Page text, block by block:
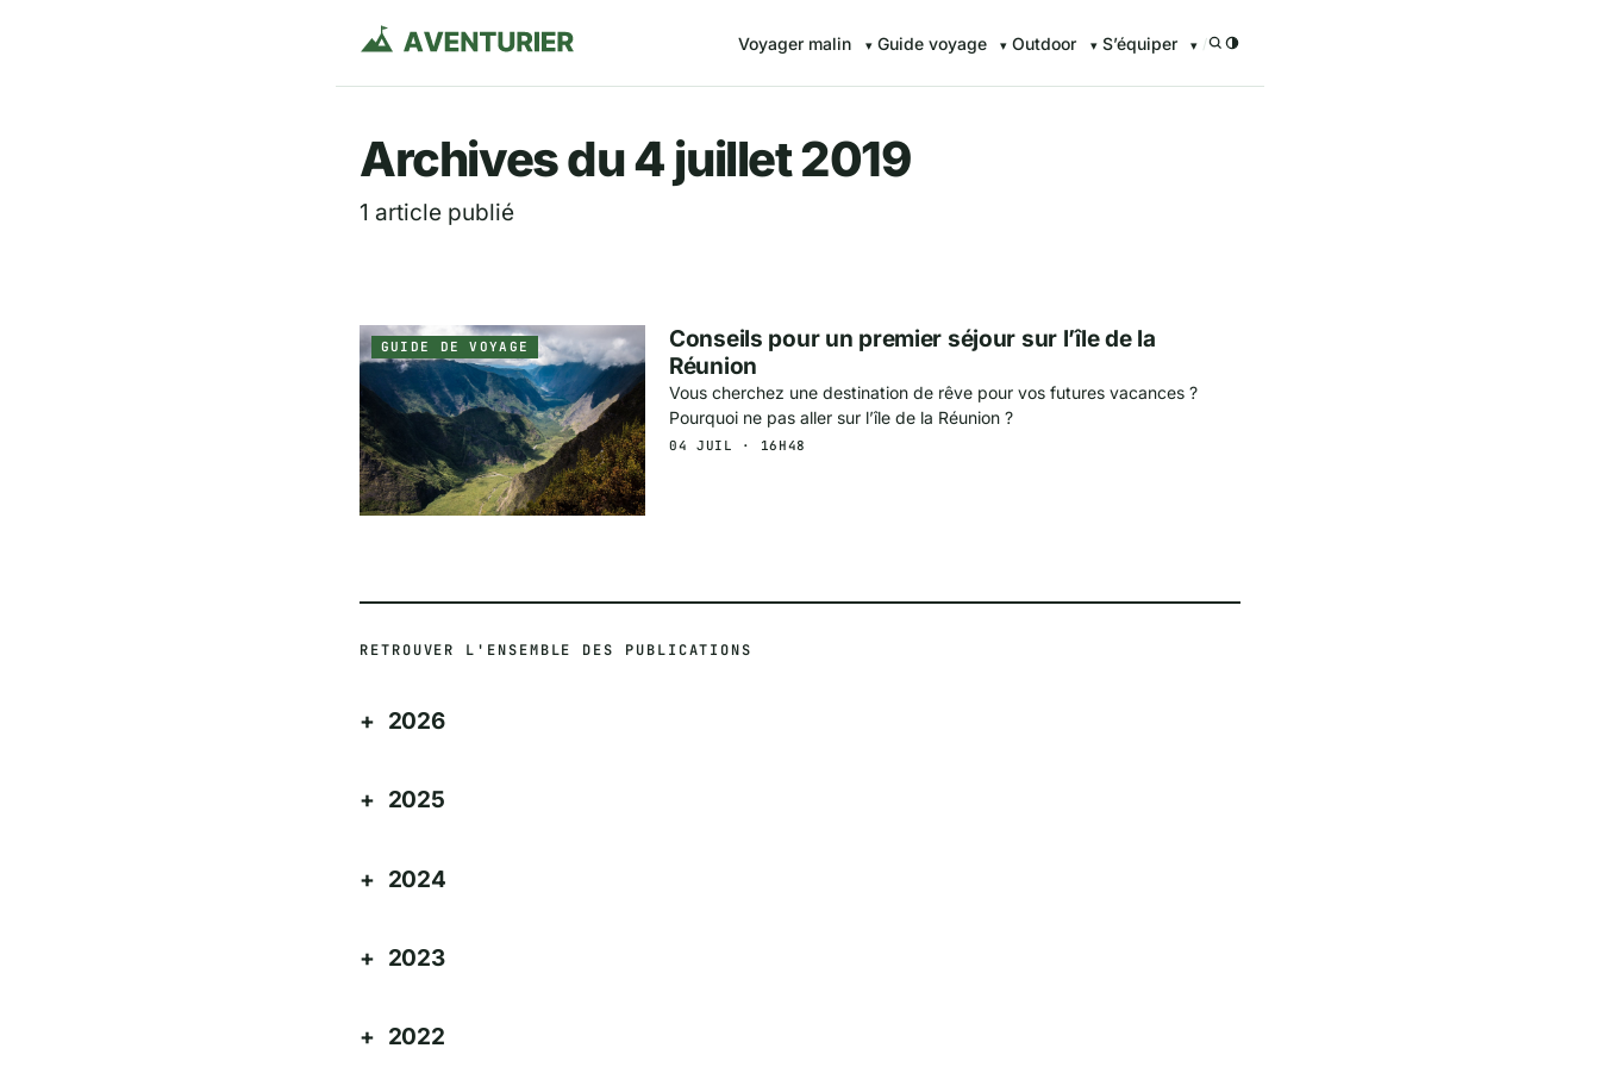
Aventurier.fr — Voyager malin avec Aventurier.FR grâce à nos
Voyager malin Guide voyage Outdoor S’équiper /
Archives du 4 juillet 2019
1 article publié
GUIDE DE VOYAGE
Conseils pour un premier séjour sur l’île de la
Réunion
Vous cherchez une destination de rêve pour vos futures vacances ?
Pourquoi ne pas aller sur l’île de la Réunion ?
04 JUIL · 16H48
RETROUVER L'ENSEMBLE DES PUBLICATIONS
2026
2025
2024
2023
2022